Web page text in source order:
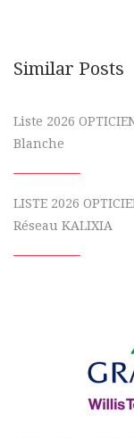
Similar Posts
Liste 2026
Blanche
LISTE 2026
Réseau KALIXIA